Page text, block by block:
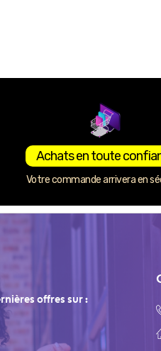
Achats en toute
Votre commande arrivera en
offres sur :